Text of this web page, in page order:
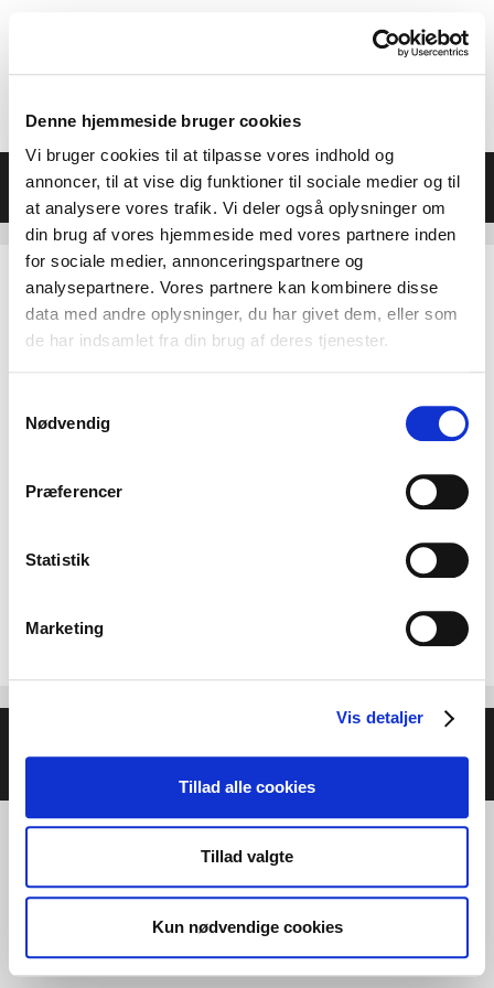
Denne hjemmeside bruger cookies
Vi bruger cookies til at tilpasse vores indhold og
annoncer, til at vise dig funktioner til sociale medier og til
at analysere vores trafik. Vi deler også oplysninger om
din brug af vores hjemmeside med vores partnere inden
for sociale medier, annonceringspartnere og
analysepartnere. Vores partnere kan kombinere disse
data med andre oplysninger, du har givet dem, eller som
de har indsamlet fra din brug af deres tjenester.
Nødvendig
Præferencer
Statistik
Marketing
Vis detaljer
Tillad alle cookies
Tillad valgte
Kun nødvendige cookies
indhold
Menu